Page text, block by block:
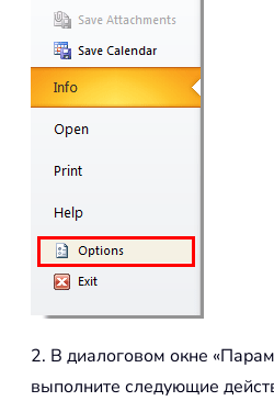
2. В диалоговом окне
выполните следующие